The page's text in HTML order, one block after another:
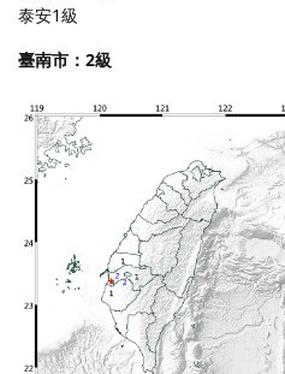
泰安1級
臺南市：2級